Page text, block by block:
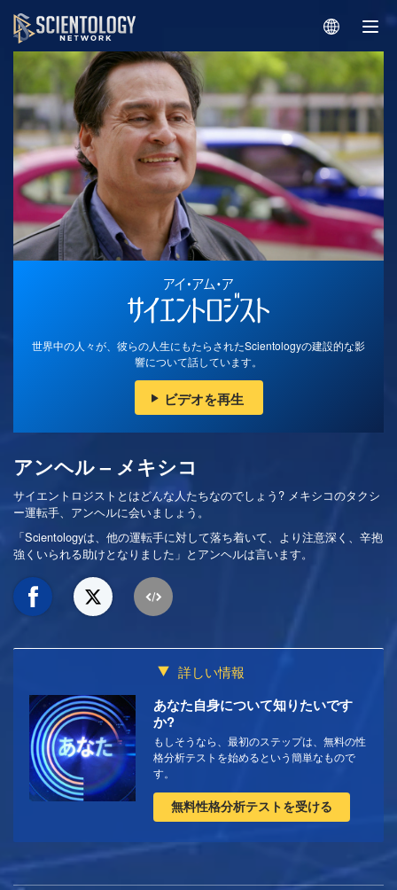
世界中の人々が、彼らの人生にもたらされたScientologyの建設的な影
響について話しています。
ビデオを再生
アンヘル – メキシコ
サイエントロジストとはどんな人たちなのでしょう? メキシコのタクシ
ー運転手、アンヘルに会いましょう。
「Scientologyは、他の運転手に対して落ち着いて、より注意深く、辛抱
強くいられる助けとなりました」とアンヘルは言います。
詳しい情報
あなた自身について知りたいです
か?
もしそうなら、最初のステップは、無料の性
格分析テストを始めるという簡単なもので
す。
無料性格分析テストを受ける